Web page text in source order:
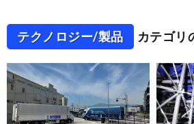
テクノロジー/製品 カテゴリ